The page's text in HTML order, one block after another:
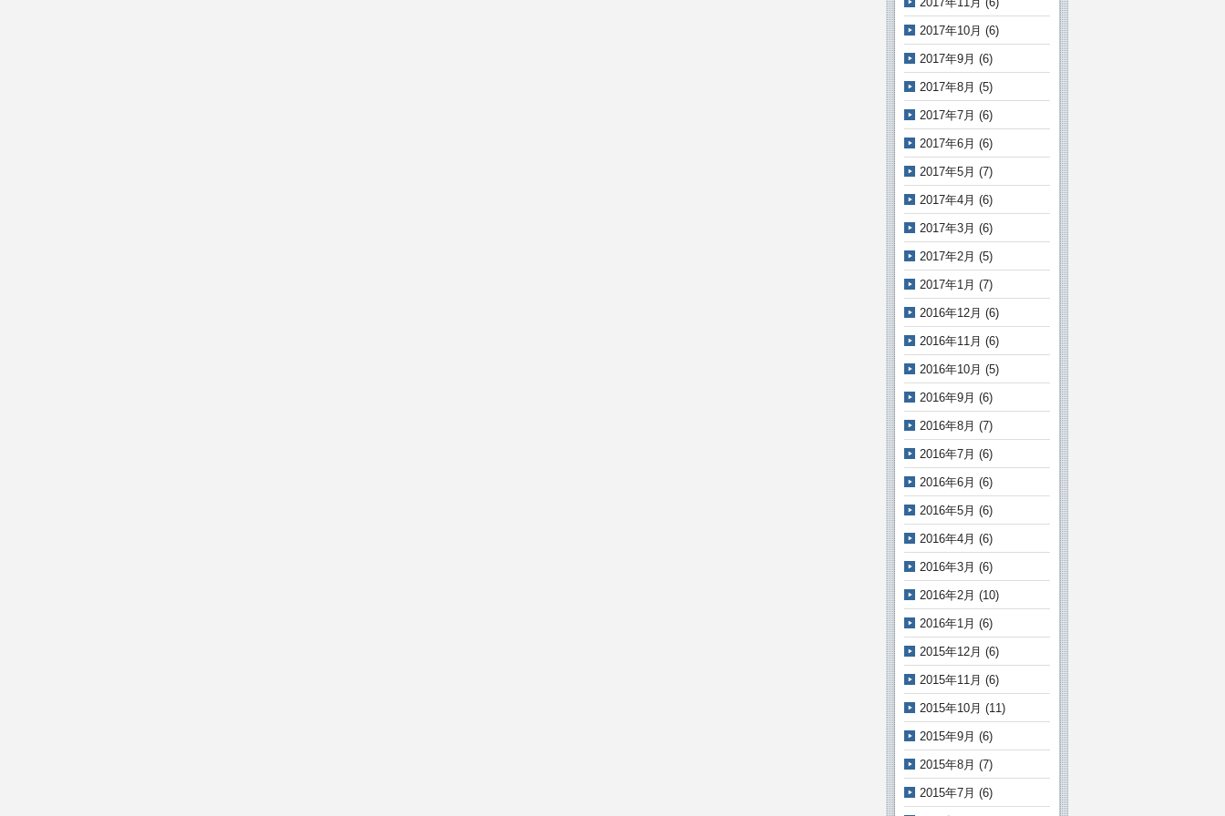
2017年10月 (6)
2017年9月 (6)
2017年8月 (5)
2017年7月 (6)
2017年6月 (6)
2017年5月 (7)
2017年4月 (6)
2017年3月 (6)
2017年2月 (5)
2017年1月 (7)
2016年12月 (6)
2016年11月 (6)
2016年10月 (5)
2016年9月 (6)
2016年8月 (7)
2016年7月 (6)
2016年6月 (6)
2016年5月 (6)
2016年4月 (6)
2016年3月 (6)
2016年2月 (10)
2016年1月 (6)
2015年12月 (6)
2015年11月 (6)
2015年10月 (11)
2015年9月 (6)
2015年8月 (7)
2015年7月 (6)